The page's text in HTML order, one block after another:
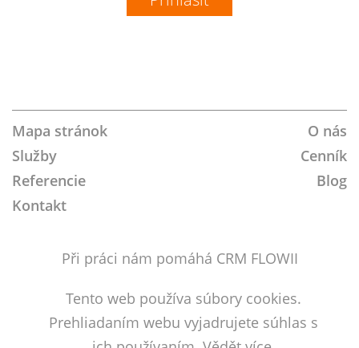
on
Google+!
on
Twitter!
on
Mapa stránok
O nás
Služby
Cenník
Referencie
Blog
Kontakt
Při práci nám pomáhá CRM FLOWII
Tento web používa súbory cookies.
Prehliadaním webu vyjadrujete súhlas s